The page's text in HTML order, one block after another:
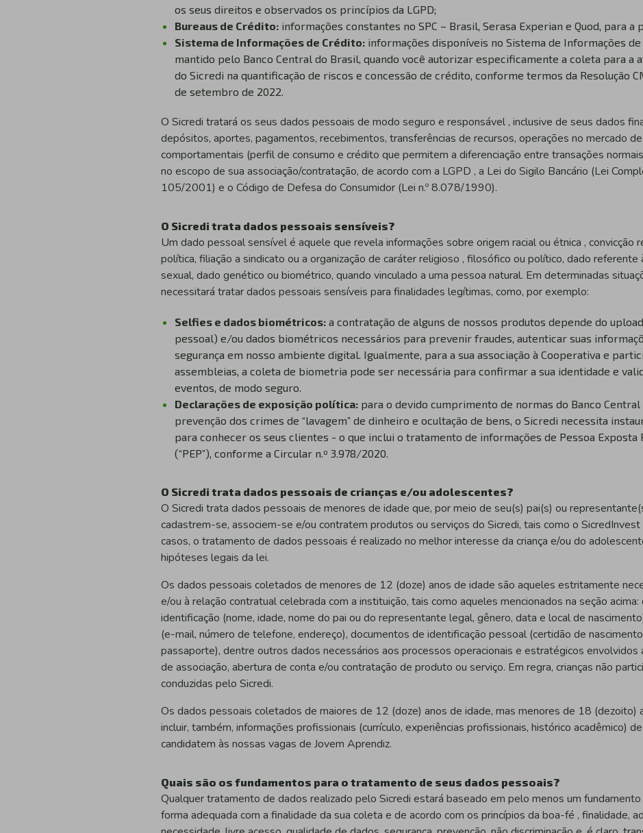
os seus direitos e observados os princípios da LGPD;
Bureaus de Crédito: informações constantes no SPC – Brasil, Serasa Experian e Quod, para a
Sistema de Informações de Crédito: informações disponíveis no Sistema de Informações de
mantido pelo Banco Central do Brasil, quando você autorizar especificamente a coleta para a
do Sicredi na quantificação de riscos e concessão de crédito, conforme termos da Resolução
de setembro de 2022.
O Sicredi tratará os seus dados pessoais de modo seguro e responsável , inclusive de seus dados
depósitos, aportes, pagamentos, recebimentos, transferências de recursos, operações no mercado
comportamentais (perfil de consumo e crédito que permitem a diferenciação entre transações
no escopo de sua associação/contratação, de acordo com a LGPD , a Lei do Sigilo Bancário (Lei
105/2001) e o Código de Defesa do Consumidor (Lei n.º 8.078/1990).
O Sicredi trata dados pessoais sensíveis?
Um dado pessoal sensível é aquele que revela informações sobre origem racial ou étnica , convicção
política, filiação a sindicato ou a organização de caráter religioso , filosófico ou político, dado referente
sexual, dado genético ou biométrico, quando vinculado a uma pessoa natural. Em determinadas
necessitará tratar dados pessoais sensíveis para finalidades legítimas, como, por exemplo:
Selfies e dados biométricos: a contratação de alguns de nossos produtos depende do
pessoal) e/ou dados biométricos necessários para prevenir fraudes, autenticar suas
segurança em nosso ambiente digital. Igualmente, para a sua associação à Cooperativa e
assembleias, a coleta de biometria pode ser necessária para confirmar a sua identidade e
eventos, de modo seguro.
Declarações de exposição política: para o devido cumprimento de normas do Banco Central
prevenção dos crimes de “lavagem” de dinheiro e ocultação de bens, o Sicredi necessita
para conhecer os seus clientes - o que inclui o tratamento de informações de Pessoa Exposta
(“PEP”), conforme a Circular n.º 3.978/2020.
O Sicredi trata dados pessoais de crianças e/ou adolescentes?
O Sicredi trata dados pessoais de menores de idade que, por meio de seu(s) pai(s) ou
cadastrem-se, associem-se e/ou contratem produtos ou serviços do Sicredi, tais como o SicredInvest
casos, o tratamento de dados pessoais é realizado no melhor interesse da criança e/ou do
hipóteses legais da lei.
Os dados pessoais coletados de menores de 12 (doze) anos de idade são aqueles estritamente
e/ou à relação contratual celebrada com a instituição, tais como aqueles mencionados na seção
identificação (nome, idade, nome do pai ou do representante legal, gênero, data e local de
(e-mail, número de telefone, endereço), documentos de identificação pessoal (certidão de
passaporte), dentre outros dados necessários aos processos operacionais e estratégicos envolvidos
de associação, abertura de conta e/ou contratação de produto ou serviço. Em regra, crianças não
conduzidas pelo Sicredi.
Os dados pessoais coletados de maiores de 12 (doze) anos de idade, mas menores de 18 (dezoito)
incluir, também, informações profissionais (currículo, experiências profissionais, histórico acadêmico)
candidatem às nossas vagas de Jovem Aprendiz.
Quais são os fundamentos para o tratamento de seus dados pessoais?
Qualquer tratamento de dados realizado pelo Sicredi estará baseado em pelo menos um
forma adequada com a finalidade da sua coleta e de acordo com os princípios da boa-fé , finalidade,